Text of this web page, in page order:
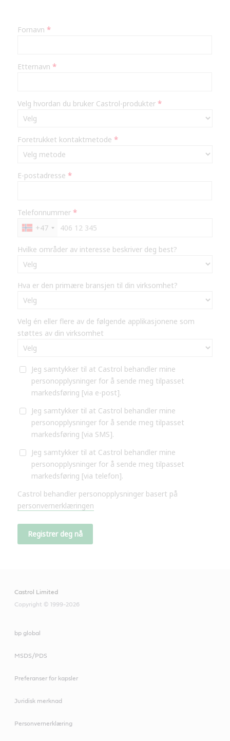
Castrol Limited
Copyright © 1999-2026
bp global
MSDS/PDS
Preferanser for kapsler
Juridisk merknad
Personvernerklæring